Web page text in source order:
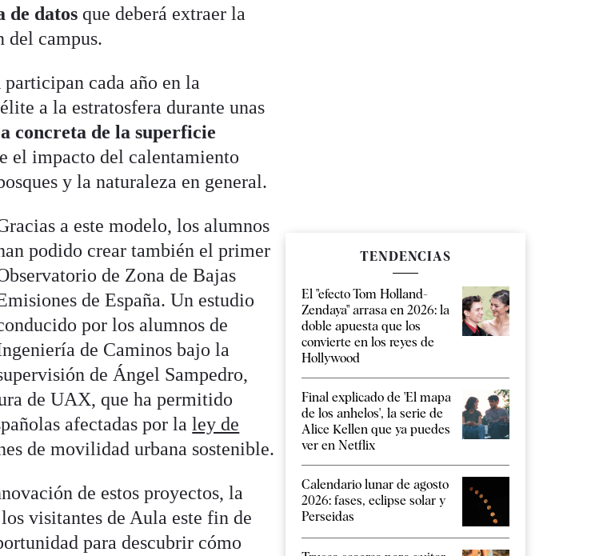
de datosque deberá extraer la
del campus.
cada año en la
a la estratosfera durante unas
concreta de la superficie
el impacto del calentamiento
y la naturaleza en general.
a este modelo, los alumnos
podido crear también el primer
de Zona de Bajas
de España. Un estudio
por los alumnos de
de Caminos bajo la
de Ángel Sampedro,
de UAX, que ha permitido
afectadas por laley de
de movilidad urbana sostenible.
de estos proyectos, la
visitantes de Aula este fin de
para descubrir cómo
TENDENCIAS
El "efecto Tom Holland-
Zendaya" arrasa en 2026: la
doble apuesta que los
convierte en los reyes de
Hollywood
Final explicado de 'El mapa
de los anhelos', la serie de
Alice Kellen que ya puedes
ver en Netflix
Calendario lunar de agosto
2026: fases, eclipse solar y
Perseidas